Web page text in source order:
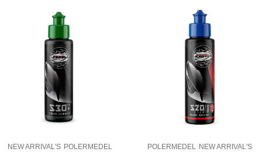
NEW ARRIVAL'S POLERMEDEL POLERMEDEL NEW ARRIVAL'S